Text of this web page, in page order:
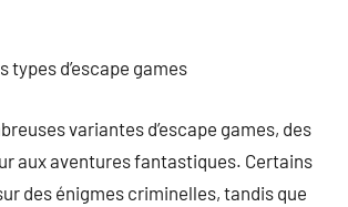
types d’escape games
variantes d’escape games, des
aux aventures fantastiques. Certains
des énigmes criminelles, tandis que